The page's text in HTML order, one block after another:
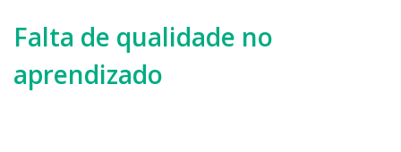
Falta de qualidade no
aprendizado